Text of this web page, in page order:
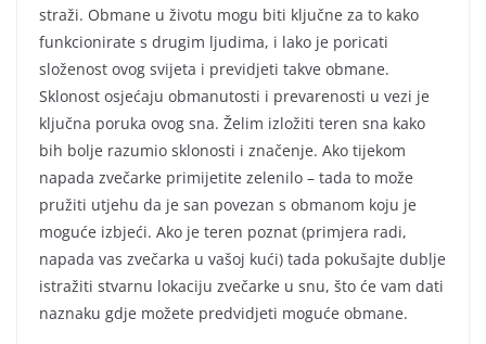
straži. Obmane u životu mogu biti ključne za to kako
funkcionirate s drugim ljudima, i lako je poricati
složenost ovog svijeta i previdjeti takve obmane.
Sklonost osjećaju obmanutosti i prevarenosti u vezi je
ključna poruka ovog sna. Želim izložiti teren sna kako
bih bolje razumio sklonosti i značenje. Ako tijekom
napada zvečarke primijetite zelenilo – tada to može
pružiti utjehu da je san povezan s obmanom koju je
moguće izbjeći. Ako je teren poznat (primjera radi,
napada vas zvečarka u vašoj kući) tada pokušajte dublje
istražiti stvarnu lokaciju zvečarke u snu, što će vam dati
naznaku gdje možete predvidjeti moguće obmane.